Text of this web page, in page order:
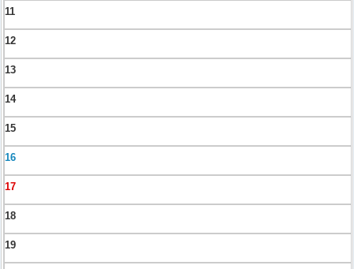
11
12
13
14
15
16
17
18
19